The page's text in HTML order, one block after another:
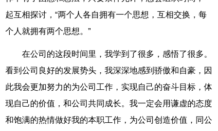
起互相探讨，“两个人各自拥有一个思想，互相交换，每
个人就拥有两个思想。”
在公司的这段时间里，我学到了很多，感悟了很多。
看到公司良好的发展势头，我深深地感到骄傲和自豪，因
此我会更加努力的为公司工作，实现自己的奋斗目标，体
现自己的价值，和公司共同成长。我一定会用谦虚的态度
和饱满的热情做好我的本职工作，为公司创造价值，同公